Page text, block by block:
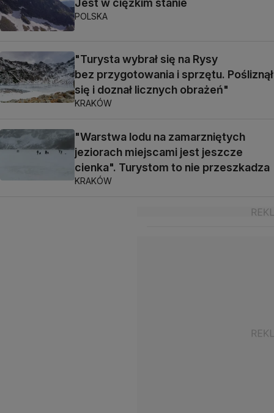
POLSKA
"Turysta wybrał się na Rysy
bez przygotowania i sprzętu. Pośliznął
się i doznał licznych obrażeń"
KRAKÓW
"Warstwa lodu na zamarzniętych
jeziorach miejscami jest jeszcze
cienka". Turystom to nie przeszkadza
KRAKÓW